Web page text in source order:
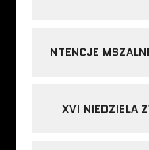
NTENCJE
XVI NIEDZIELA